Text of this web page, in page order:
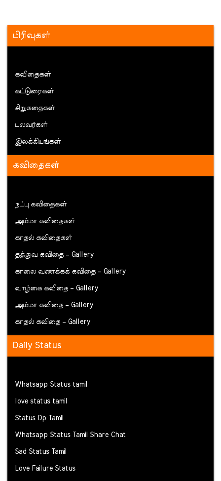
பிரிவுகள்
கவிதைகள்
கட்டுரைகள்
சிறுகதைகள்
புலவர்கள்
இலக்கியங்கள்
கவிதைகள்
நட்பு கவிதைகள்
அம்மா கவிதைகள்
காதல் கவிதைகள்
தத்துவ கவிதை – Gallery
காலை வணக்கக் கவிதை – Gallery
வாழ்கை கவிதை – Gallery
அம்மா கவிதை – Gallery
காதல் கவிதை – Gallery
Daily Status
Whatsapp Status tamil
love status tamil
Status Dp Tamil
Whatsapp Status Tamil Share Chat
Sad Status Tamil
Love Failure Status